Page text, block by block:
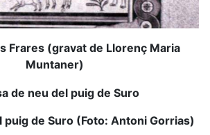
Frares (gravat de Llorenç Maria
Muntaner)
puig de Suro (Foto: Antoni Gorrias)